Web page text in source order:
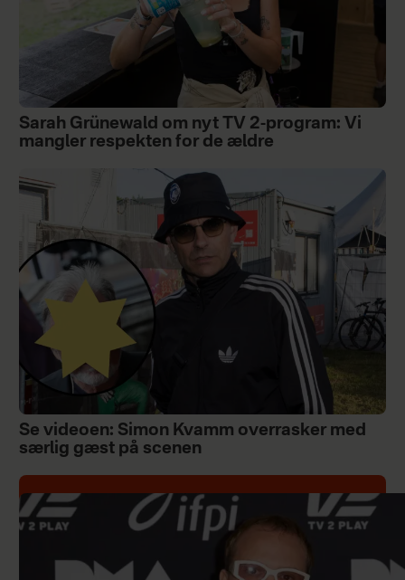
Sarah Grünewald om nyt TV 2-program: Vi
mangler respekten for de ældre
Se videoen: Simon Kvamm overrasker med
særlig gæst på scenen